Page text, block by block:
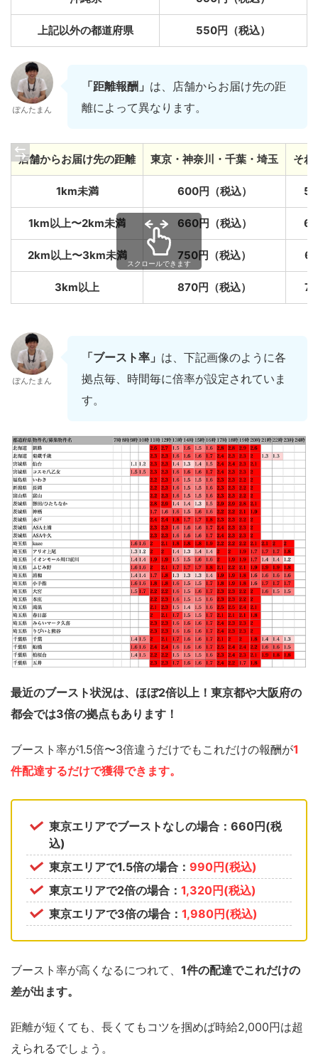
上記以外の都道府県 550円（税込）
ぽんたまん
「距離報酬」 は、店舗からお届け先の距
離によって異なります。
店舗からお届け先の距離 東京・神奈川・千葉・埼玉 それ
1km未満 600円（税込）
1km以上〜2km未満 660円（税込）
2km以上〜3km未満 750円（税込）
3km以上 870円（税込）
ぽんたまん
「ブースト率」 は、下記画像のように各
拠点毎、時間毎に倍率が設定されていま
す。
最近のブースト状況は、ほぼ2倍以上！東京都や大阪府の
都会では3倍の拠点もあります！
ブースト率が1.5倍〜3倍違うだけでもこれだけの報酬が1
件配達するだけで獲得できます。
東京エリアでブーストなしの場合：660円(税
込)
東京エリアで1.5倍の場合： 990円(税込)
東京エリアで2倍の場合： 1,320円(税込)
東京エリアで3倍の場合： 1,980円(税込)
ブースト率が高くなるにつれて、 1件の配達でこれだけの
差が出ます。
距離が短くても、長くてもコツを掴めば時給2,000円は超
えられるでしょう。